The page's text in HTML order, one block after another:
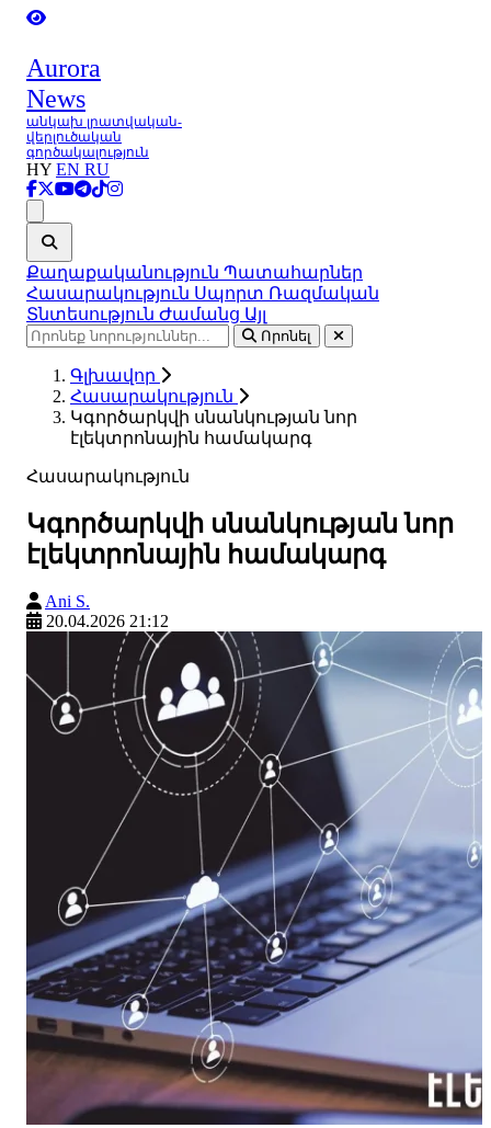
Aurora
News
անկախ լրատվական-
վերլուծական
գործակալություն
HY EN RU
Քաղաքականություն Պատահարներ
Հասարակություն Սպորտ Ռազմական
Տնտեսություն Ժամանց Այլ
Որոնել
Գլխավոր
Հասարակություն
Կգործարկվի սնանկության նոր
էլեկտրոնային համակարգ
Հասարակություն
Կգործարկվի սնանկության նոր
էլեկտրոնային համակարգ
Ani S.
20.04.2026 21:12